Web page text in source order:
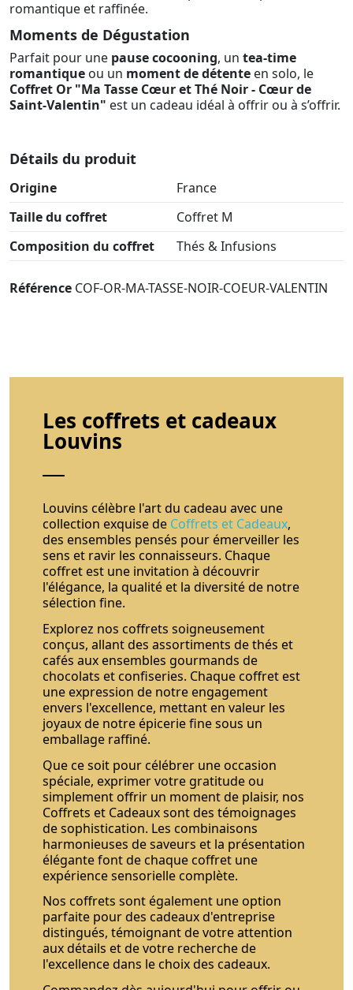
romantique et raffinée.
Moments de Dégustation
Parfait pour une pause cocooning, un tea-time
romantique ou un moment de détente en solo, le
Coffret Or "Ma Tasse Cœur et Thé Noir - Cœur de
Saint-Valentin" est un cadeau idéal à offrir ou à s’offrir.
Détails du produit
Origine
France
Taille du coffret
Coffret M
Composition du coffret
Thés & Infusions
Référence COF-OR-MA-TASSE-NOIR-COEUR-VALENTIN
Les coffrets et cadeaux
Louvins
Louvins célèbre l'art du cadeau avec une
collection exquise de Coffrets et Cadeaux,
des ensembles pensés pour émerveiller les
sens et ravir les connaisseurs. Chaque
coffret est une invitation à découvrir
l'élégance, la qualité et la diversité de notre
sélection fine.
Explorez nos coffrets soigneusement
conçus, allant des assortiments de thés et
cafés aux ensembles gourmands de
chocolats et confiseries. Chaque coffret est
une expression de notre engagement
envers l'excellence, mettant en valeur les
joyaux de notre épicerie fine sous un
emballage raffiné.
Que ce soit pour célébrer une occasion
spéciale, exprimer votre gratitude ou
simplement offrir un moment de plaisir, nos
Coffrets et Cadeaux sont des témoignages
de sophistication. Les combinaisons
harmonieuses de saveurs et la présentation
élégante font de chaque coffret une
expérience sensorielle complète.
Nos coffrets sont également une option
parfaite pour des cadeaux d'entreprise
distingués, témoignant de votre attention
aux détails et de votre recherche de
l'excellence dans le choix des cadeaux.